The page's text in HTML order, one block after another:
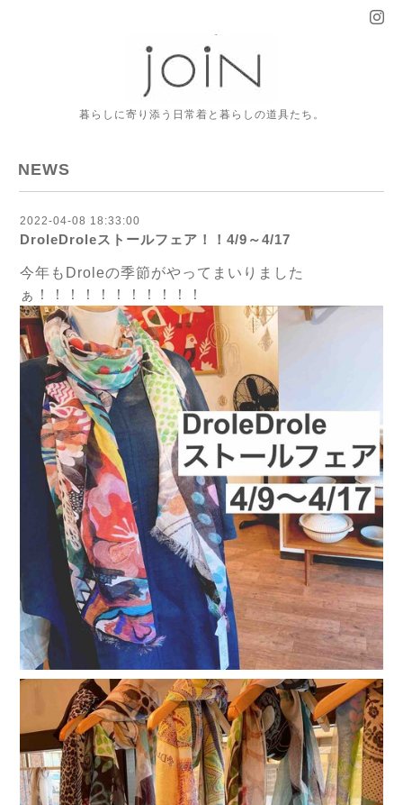
暮らしに寄り添う日常着と暮らしの道具たち。
NEWS
2022-04-08 18:33:00
DroleDroleストールフェア！！4/9～4/17
今年もDroleの季節がやってまいりました
ぁ！！！！！！！！！！！